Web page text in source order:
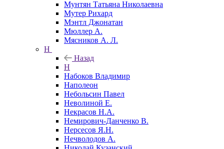
Мунтян Татьяна Николаевна
Мутер Рихард
Мэнтл Джонатан
Мюллер А.
Мясников А. Л.
Н
Назад
Н
Набоков Владимир
Наполеон
Небольсин Павел
Неволиной Е.
Некрасов Н.А.
Немирович-Данченко В.
Нерсесов Я.Н.
Нечволодов А.